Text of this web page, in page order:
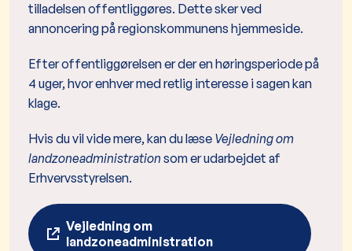
tilladelsen offentliggøres. Dette sker ved
annoncering på regionskommunens hjemmeside.
Efter offentliggørelsen er der en høringsperiode på
4 uger, hvor enhver med retlig interesse i sagen kan
klage.
Hvis du vil vide mere, kan du læse Vejledning om
landzoneadministration som er udarbejdet af
Erhvervsstyrelsen.
Vejledning om
landzoneadministration